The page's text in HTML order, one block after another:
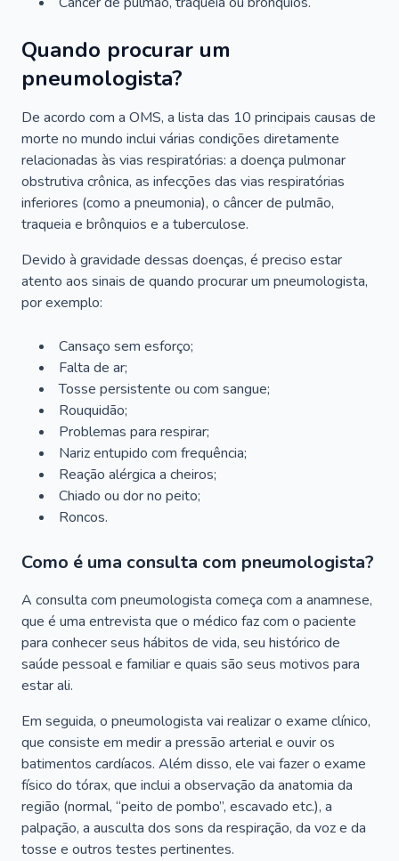
Quando procurar um
pneumologista?
De acordo com a OMS, a lista das 10 principais causas de
morte no mundo inclui várias condições diretamente
relacionadas às vias respiratórias: a doença pulmonar
obstrutiva crônica, as infecções das vias respiratórias
inferiores (como a pneumonia), o câncer de pulmão,
traqueia e brônquios e a tuberculose.
Devido à gravidade dessas doenças, é preciso estar
atento aos sinais de quando procurar um pneumologista,
por exemplo:
Cansaço sem esforço;
Falta de ar;
Tosse persistente ou com sangue;
Rouquidão;
Problemas para respirar;
Nariz entupido com frequência;
Reação alérgica a cheiros;
Chiado ou dor no peito;
Roncos.
Como é uma consulta com pneumologista?
A consulta com pneumologista começa com a anamnese,
que é uma entrevista que o médico faz com o paciente
para conhecer seus hábitos de vida, seu histórico de
saúde pessoal e familiar e quais são seus motivos para
estar ali.
Em seguida, o pneumologista vai realizar o exame clínico,
que consiste em medir a pressão arterial e ouvir os
batimentos cardíacos. Além disso, ele vai fazer o exame
físico do tórax, que inclui a observação da anatomia da
região (normal, “peito de pombo”, escavado etc.), a
palpação, a ausculta dos sons da respiração, da voz e da
tosse e outros testes pertinentes.